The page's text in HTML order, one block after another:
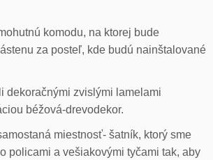
komodu, na ktorej bude
za posteľ, kde budú nainštalované
dekoračnými zvislými lamelami
béžová-drevodekor.
miestnosť- šatník, ktorý sme
policami a vešiakovými tyčami tak, aby